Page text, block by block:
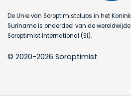
De Unie van Soroptimistclubs in het
Suriname is onderdeel van de
Soroptimist International (SI).
© 2020-2026 Soroptimist